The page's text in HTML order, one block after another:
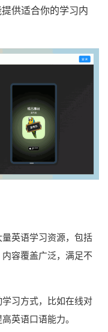
供适合你的学习内
英语学习资源，包括
容覆盖广泛，满足不
习方式，比如在线对
英语口语能力。